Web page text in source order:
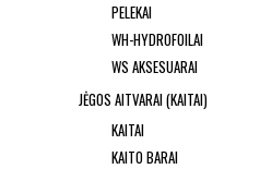
PELEKAI
WH-HYDROFOILAI
WS AKSESUARAI
JĖGOS AITVARAI (KAITAI)
KAITAI
KAITO BARAI